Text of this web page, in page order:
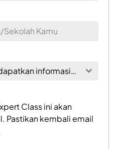
Dari mana kamu mendapatkan informasi ini?
Class ini akan
Pastikan kembali email